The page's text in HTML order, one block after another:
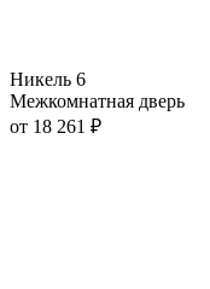
Никель 6
Межкомнатная дверь
от 18 261 ₽